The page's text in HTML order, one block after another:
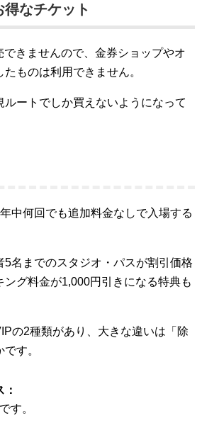
なチケット
きませんので、金券ショップやオ
ものは利用できません。
ルートでしか買えないようになって
中何回でも追加料金なしで入場する
5名までのスタジオ・パスが割引価格
ング料金が1,000円引きになる特典も
の2種類があり、大きな違いは「除
す。
す。